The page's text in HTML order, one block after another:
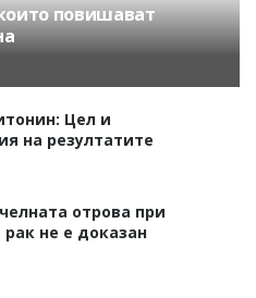
повишават
Цел и
на резултатите
отрова при
не е доказан